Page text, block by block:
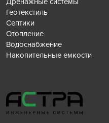
Геотекстиль
Септики
Отопление
Водоснабжение
Накопительные емкости